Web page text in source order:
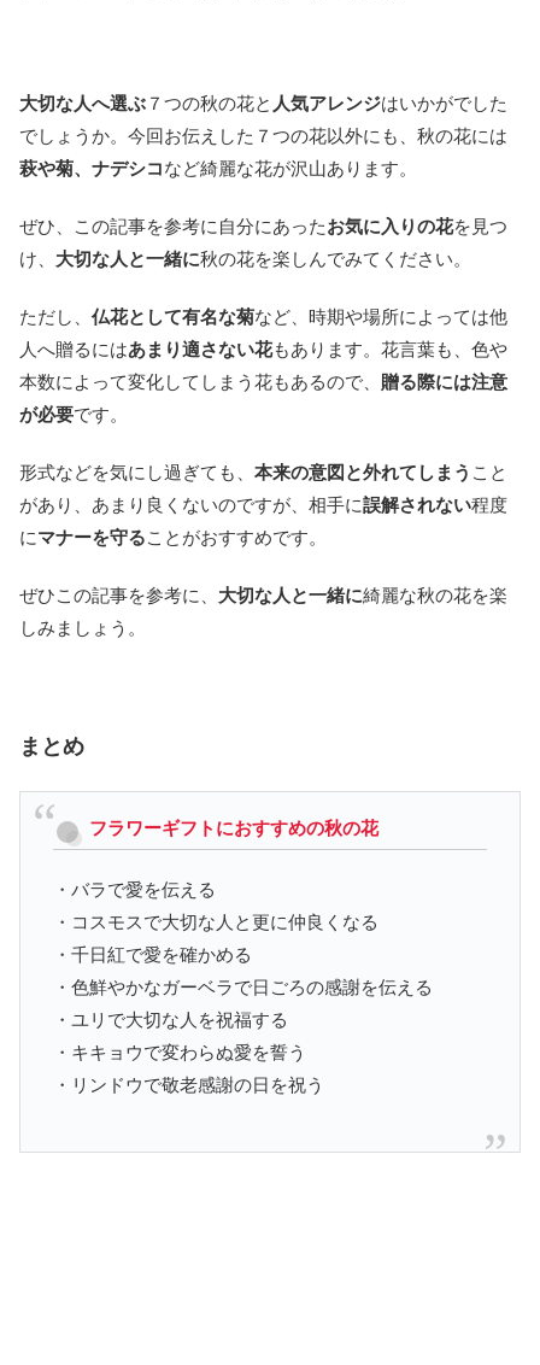
大切な人へ選ぶ ７つの秋の花と 人気アレンジはいかがでした
でしょうか。今回お伝えした７つの花以外にも、秋の花には
萩や菊、ナデシコなど綺麗な花が沢山あります。
ぜひ、この記事を参考に自分にあったお気に入りの花を見つ
け、 大切な人と一緒に秋の花を楽しんでみてください。
ただし、 仏花として有名な菊など、時期や場所によっては他
人へ贈るにはあまり適さない花もあります。花言葉も、色や
本数によって変化してしまう花もあるので、 贈る際には注意
が必要です。
形式などを気にし過ぎても、 本来の意図と外れてしまう こと
があり、あまり良くないのですが、相手に誤解されない程度
にマナーを守ることがおすすめです。
ぜひこの記事を参考に、 大切な人と一緒に綺麗な秋の花を楽
しみましょう。
まとめ
フラワーギフトにおすすめの秋の花
・バラで愛を伝える
・コスモスで大切な人と更に仲良くなる
・千日紅で愛を確かめる
・色鮮やかなガーベラで日ごろの感謝を伝える
・ユリで大切な人を祝福する
・キキョウで変わらぬ愛を誓う
・リンドウで敬老感謝の日を祝う